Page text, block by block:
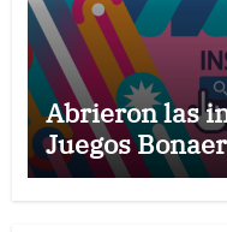
Abrieron las
Juegos